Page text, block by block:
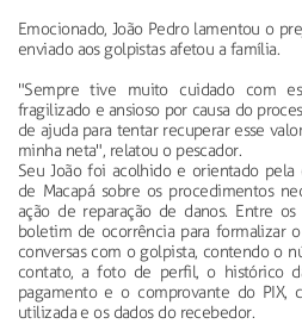
Emocionado, João Pedro lamentou o
enviado aos golpistas afetou a família.
"Sempre tive muito cuidado com
fragilizado e ansioso por causa do
de ajuda para tentar recuperar esse
minha neta", relatou o pescador.
Seu João foi acolhido e orientado
de Macapá sobre os procedimentos
ação de reparação de danos. Entre
boletim de ocorrência para formalizar
conversas com o golpista, contendo o
contato, a foto de perfil, o histórico
pagamento e o comprovante do PIX,
utilizada e os dados do recebedor.